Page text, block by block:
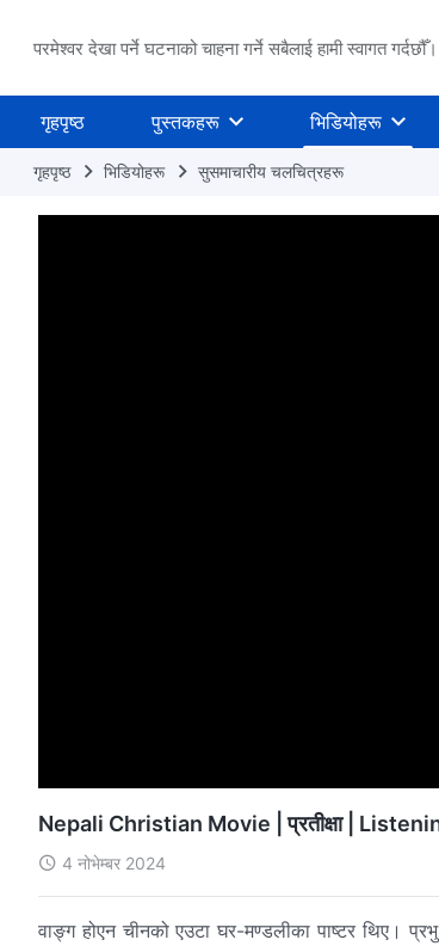
परमेश्वर देखा पर्ने घटनाको चाहना गर्ने सबैलाई हामी स्वागत गर्दछौँ।
गृहपृष्ठ पुस्तकहरू भिडियोहरू
गृहपृष्ठ भिडियोहरू सुसमाचारीय चलचित्रहरू
Nepali Christian Movie | प्रतीक्षा |
4 नोभेम्बर 2024
वाङ्ग होएन चीनको एउटा घर-मण्डलीका पाष्टर थिए।